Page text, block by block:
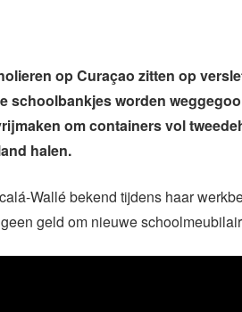
op Curaçao zitten op
schoolbankjes worden
om containers vol
halen.
Wallé bekend tijdens haar
geld om nieuwe